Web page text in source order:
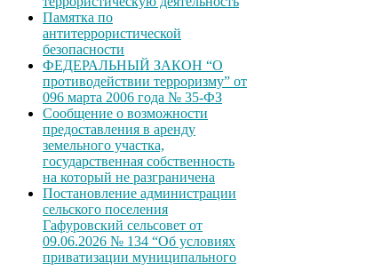
Памятка по
антитеррористической
безопасности
ФЕДЕРАЛЬНЫЙ ЗАКОН “О
противодействии терроризму” от
096 марта 2006 года № 35-ФЗ
Сообщение о возможности
предоставления в аренду
земельного участка,
государственная собственность
на который не разграничена
Постановление администрации
сельского поселения
Гафуровский сельсовет от
09.06.2026 № 134 “Об условиях
приватизации муниципального